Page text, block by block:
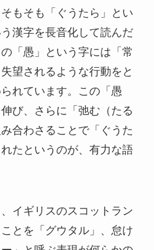
もそも「ぐうたら」とい
漢字を長音化して読んだ
「愚」という字には「常
望されるような行動をと
れています。この「愚
び、さらに「弛む（たる
合わさることで「ぐうた
たというのが、有力な語
イギリスのスコットラン
とを「グウタル」、怠け